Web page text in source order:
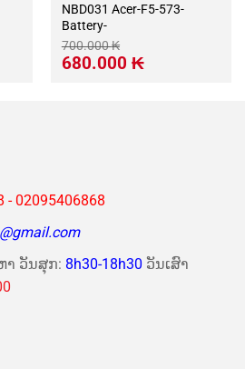
NBD031 Acer-F5-573-
Battery-
700.000₭
Giá
gốc
680.000 ₭Giá
hiện
- 02095406868
າ ວັນສຸກ: 8h30-18h30 ວັນເສົາ